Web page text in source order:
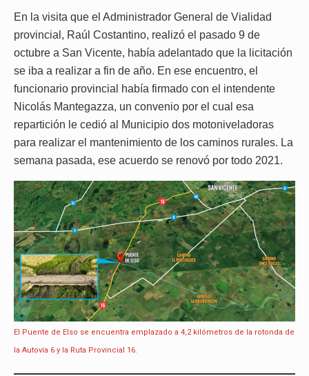
En la visita que el Administrador General de Vialidad
provincial, Raúl Costantino, realizó el pasado 9 de
octubre a San Vicente, había adelantado que la licitación
se iba a realizar a fin de año. En ese encuentro, el
funcionario provincial había firmado con el intendente
Nicolás Mantegazza, un convenio por el cual esa
repartición le cedió al Municipio dos motoniveladoras
para realizar el mantenimiento de los caminos rurales. La
semana pasada, ese acuerdo se renovó por todo 2021.
El Puente de Elso se encuentra emplazado a 4,2 kilómetros de la rotonda de
la Autovía 6 y la Ruta Provincial 16.